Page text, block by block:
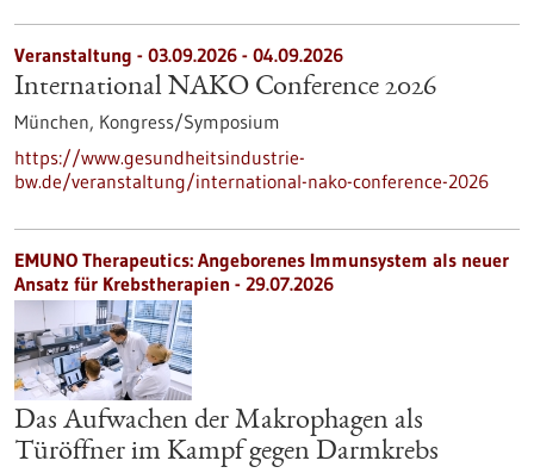
Veranstaltung - 03.09.2026 - 04.09.2026
International NAKO Conference 2026
München, Kongress/Symposium
https://www.gesundheitsindustrie-
bw.de/veranstaltung/international-nako-conference-2026
EMUNO Therapeutics: Angeborenes Immunsystem als neuer
Ansatz für Krebstherapien - 29.07.2026
Das Aufwachen der Makrophagen als
Türöffner im Kampf gegen Darmkrebs